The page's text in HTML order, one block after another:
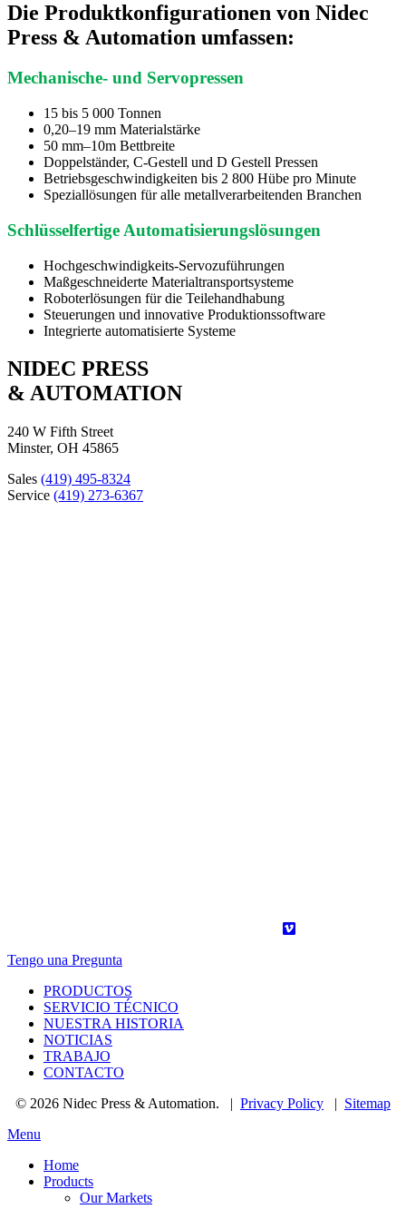
Die Produktkonfigurationen von Nidec
Press & Automation umfassen:
Mechanische- und Servopressen
15 bis 5 000 Tonnen
0,20–19 mm Materialstärke
50 mm–10m Bettbreite
Doppelständer, C-Gestell und D Gestell Pressen
Betriebsgeschwindigkeiten bis 2 800 Hübe pro Minute
Speziallösungen für alle metallverarbeitenden Branchen
Schlüsselfertige Automatisierungslösungen
Hochgeschwindigkeits-Servozuführungen
Maßgeschneiderte Materialtransportsysteme
Roboterlösungen für die Teilehandhabung
Steuerungen und innovative Produktionssoftware
Integrierte automatisierte Systeme
NIDEC PRESS
& AUTOMATION
240 W Fifth Street
Minster, OH 45865
Sales (419) 495-8324
Service (419) 273-6367
Tengo una Pregunta
PRODUCTOS
SERVICIO TÉCNICO
NUESTRA HISTORIA
NOTICIAS
TRABAJO
CONTACTO
© 2026 Nidec Press & Automation. | Privacy Policy | Sitemap
Menu
Home
Products
Our Markets